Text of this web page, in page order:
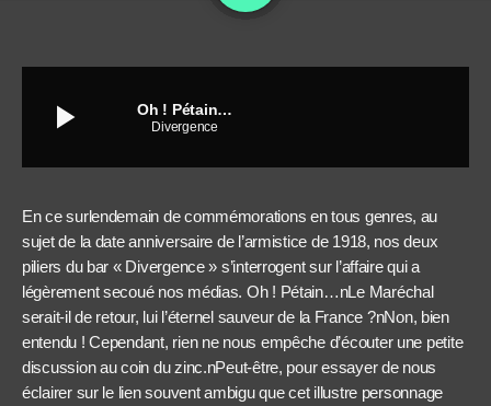
play_arrow Oh ! Pétain…
Divergence
En ce surlendemain de commémorations en tous genres, au
sujet de la date anniversaire de l’armistice de 1918, nos deux
piliers du bar « Divergence » s’interrogent sur l’affaire qui a
légèrement secoué nos médias. Oh ! Pétain…nLe Maréchal
serait-il de retour, lui l’éternel sauveur de la France ?nNon, bien
entendu ! Cependant, rien ne nous empêche d’écouter une petite
discussion au coin du zinc.nPeut-être, pour essayer de nous
éclairer sur le lien souvent ambigu que cet illustre personnage